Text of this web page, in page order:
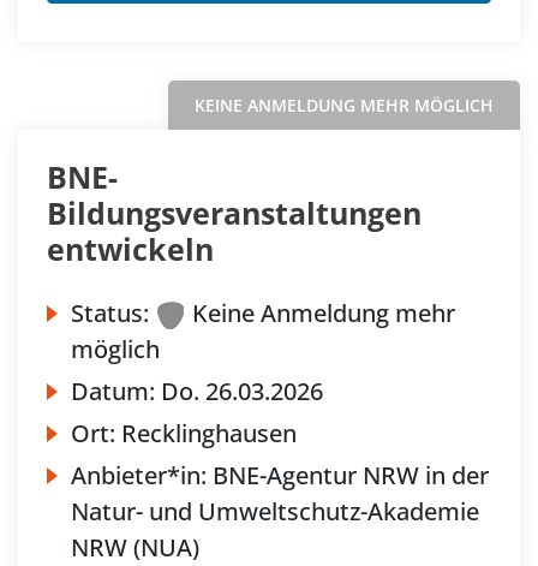
KEINE ANMELDUNG MEHR MÖGLICH
BNE-
Bildungsveranstaltungen
entwickeln
Status:
Keine Anmeldung mehr
möglich
Datum: Do. 26.03.2026
Ort: Recklinghausen
Anbieter*in: BNE-Agentur NRW in der
Natur- und Umweltschutz-Akademie
NRW (NUA)